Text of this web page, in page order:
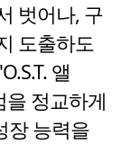
벗어나, 구
도출하도
앨
을 정교하게
장 능력을